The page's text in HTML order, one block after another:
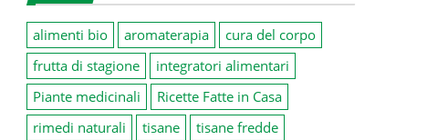
alimenti bio aromaterapia
cura del corpo
frutta di stagione
integratori alimentari
Piante medicinali
Ricette Fatte in Casa
rimedi naturali
tisane
tisane fredde